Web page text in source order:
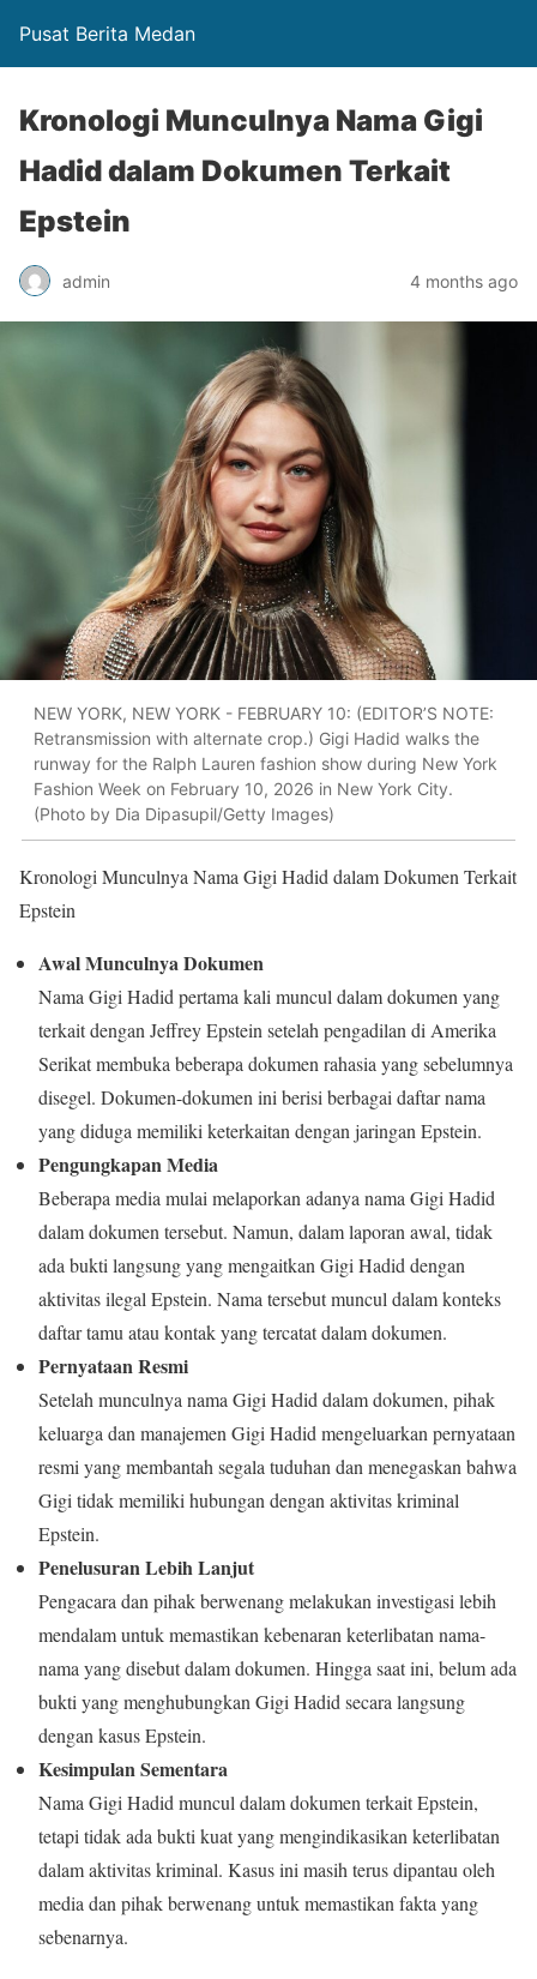
Pusat Berita Medan
Kronologi Munculnya Nama Gigi
Hadid dalam Dokumen Terkait
Epstein
admin 4 months ago
NEW YORK, NEW YORK - FEBRUARY 10: (EDITOR’S NOTE:
Retransmission with alternate crop.) Gigi Hadid walks the
runway for the Ralph Lauren fashion show during New York
Fashion Week on February 10, 2026 in New York City.
(Photo by Dia Dipasupil/Getty Images)
Kronologi Munculnya Nama Gigi Hadid dalam Dokumen Terkait
Epstein
Awal Munculnya Dokumen
Nama Gigi Hadid pertama kali muncul dalam dokumen yang
terkait dengan Jeffrey Epstein setelah pengadilan di Amerika
Serikat membuka beberapa dokumen rahasia yang sebelumnya
disegel. Dokumen-dokumen ini berisi berbagai daftar nama
yang diduga memiliki keterkaitan dengan jaringan Epstein.
Pengungkapan Media
Beberapa media mulai melaporkan adanya nama Gigi Hadid
dalam dokumen tersebut. Namun, dalam laporan awal, tidak
ada bukti langsung yang mengaitkan Gigi Hadid dengan
aktivitas ilegal Epstein. Nama tersebut muncul dalam konteks
daftar tamu atau kontak yang tercatat dalam dokumen.
Pernyataan Resmi
Setelah munculnya nama Gigi Hadid dalam dokumen, pihak
keluarga dan manajemen Gigi Hadid mengeluarkan pernyataan
resmi yang membantah segala tuduhan dan menegaskan bahwa
Gigi tidak memiliki hubungan dengan aktivitas kriminal
Epstein.
Penelusuran Lebih Lanjut
Pengacara dan pihak berwenang melakukan investigasi lebih
mendalam untuk memastikan kebenaran keterlibatan nama-
nama yang disebut dalam dokumen. Hingga saat ini, belum ada
bukti yang menghubungkan Gigi Hadid secara langsung
dengan kasus Epstein.
Kesimpulan Sementara
Nama Gigi Hadid muncul dalam dokumen terkait Epstein,
tetapi tidak ada bukti kuat yang mengindikasikan keterlibatan
dalam aktivitas kriminal. Kasus ini masih terus dipantau oleh
media dan pihak berwenang untuk memastikan fakta yang
sebenarnya.